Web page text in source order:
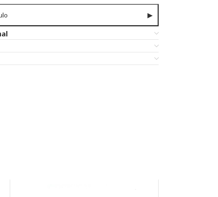
▶